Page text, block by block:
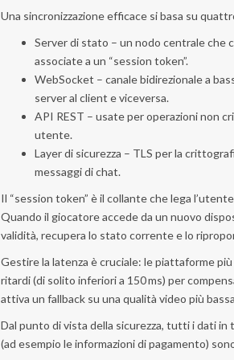
Una sincronizzazione efficace si basa su
Server di stato – un nodo centrale che
associate a un “session token”.
WebSocket – canale bidirezionale a
server al client e viceversa.
API REST – usate per operazioni non
utente.
Layer di sicurezza – TLS per la
messaggi di chat.
Il “session token” è il collante che lega
Quando il giocatore accede da un nuovo
validità, recupera lo stato corrente e lo
Gestire la latenza è cruciale: le piattaforme
ritardi (di solito inferiori a 150 ms) per
attiva un fallback su una qualità video più
Dal punto di vista della sicurezza, tutti i dati
(ad esempio le informazioni di pagamento)